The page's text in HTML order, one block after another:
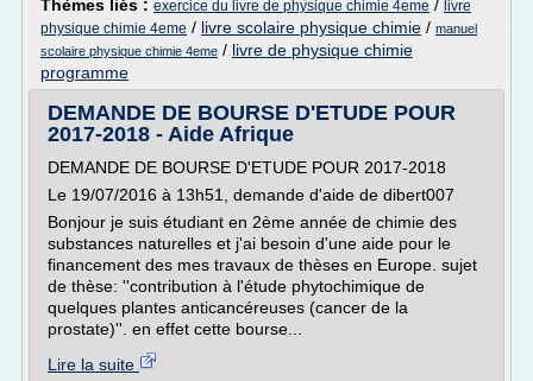
Thèmes liés : exercice du livre de physique chimie 4eme / livre
physique chimie 4eme / livre scolaire physique chimie / manuel
scolaire physique chimie 4eme / livre de physique chimie
programme
DEMANDE DE BOURSE D'ETUDE POUR
2017-2018 - Aide Afrique
DEMANDE DE BOURSE D'ETUDE POUR 2017-2018
Le 19/07/2016 à 13h51, demande d'aide de dibert007
Bonjour je suis étudiant en 2ème année de chimie des
substances naturelles et j'ai besoin d'une aide pour le
financement des mes travaux de thèses en Europe. sujet
de thèse: ''contribution à l'étude phytochimique de
quelques plantes anticancéreuses (cancer de la
prostate)''. en effet cette bourse...
Lire la suite